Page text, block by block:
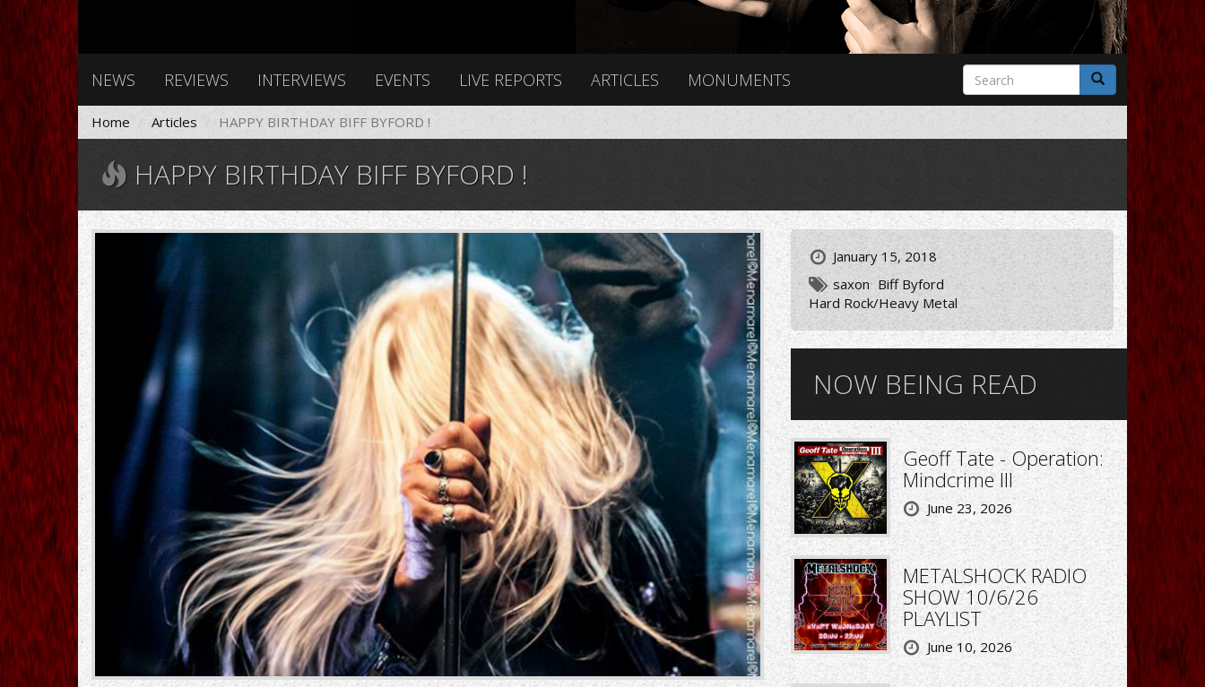
NEWS REVIEWS INTERVIEWS EVENTS LIVE REPORTS ARTICLES MONUMENTS
Search
form
Search
Home Articles HAPPY BIRTHDAY BIFF BYFORD !
HAPPY BIRTHDAY BIFF BYFORD !
26913962_1572594742822935_1757681491_n.png
January 15, 2018
saxon Biff Byford
Hard Rock/Heavy Metal
NOW BEING READ
Geoff Tate - Operation:
Mindcrime III
June 23, 2026
METALSHOCK RADIO
SHOW 10/6/26
PLAYLIST
June 10, 2026